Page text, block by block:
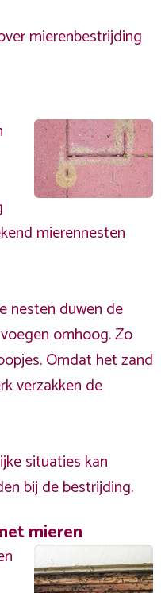
mierenbestrijding
mierennesten
nesten duwen de
omhoog. Zo
Omdat het zand
verzakken de
situaties kan
bij de bestrijding.
mieren